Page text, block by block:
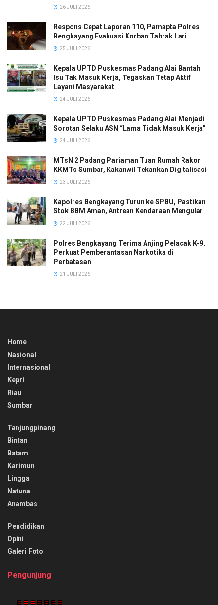
26 JULI 2026
Respons Cepat Laporan 110, Pamapta Polres
Bengkayang Evakuasi Korban Tabrak Lari
25 JULI 2026
Kepala UPTD Puskesmas Padang Alai Bantah
Isu Tak Masuk Kerja, Tegaskan Tetap Aktif
Layani Masyarakat
24 JULI 2026
Kepala UPTD Puskesmas Padang Alai Menjadi
Sorotan Selaku ASN “Lama Tidak Masuk Kerja”
24 JULI 2026
MTsN 2 Padang Pariaman Tuan Rumah Rakor
KKMTs Sumbar, Kakanwil Tekankan Digitalisasi
23 JULI 2026
Kapolres Bengkayang Turun ke SPBU, Pastikan
Stok BBM Aman, Antrean Kendaraan Mengular
22 JULI 2026
Polres Bengkayang Terima Anjing Pelacak K-9,
Perkuat Pemberantasan Narkotika di
Perbatasan
21 JULI 2026
Home
Nasional
Internasional
Kepri
Riau
Sumbar
Tanjungpinang
Bintan
Batam
Karimun
Lingga
Natuna
Anambas
Pendidikan
Opini
Galeri Foto
Pengunjung